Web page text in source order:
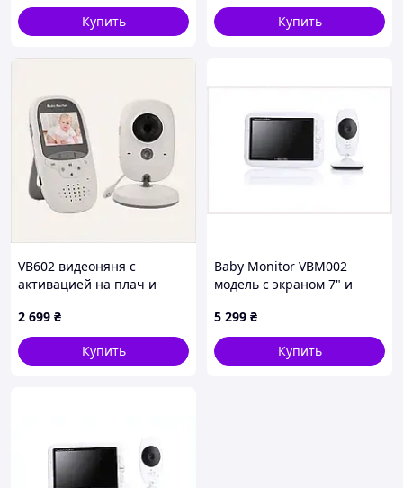
Купить
Купить
VB602 видеоняня с
активацией на плач и
2B56A711B7
2 699 ₴
Купить
Baby Monitor VBM002
модель с экраном 7" и
C25988E7A7
5 299 ₴
Купить